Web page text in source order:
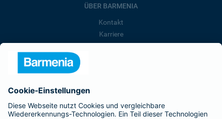
ÜBER BARMENIA
Kontakt
Karriere
Barmenia ist Teil der BarmeniaGothaer
BELIEBTE SEITEN